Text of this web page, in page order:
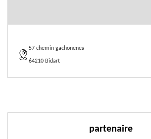
57 chemin gachonenea
64210 Bidart
partenaire